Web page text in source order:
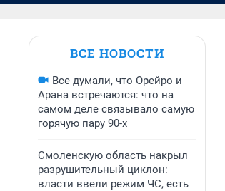
ВСЕ НОВОСТИ
Все думали, что Орейро и
Арана встречаются: что на
самом деле связывало самую
горячую пару 90-х
Смоленскую область накрыл
разрушительный циклон:
власти ввели режим ЧС, есть